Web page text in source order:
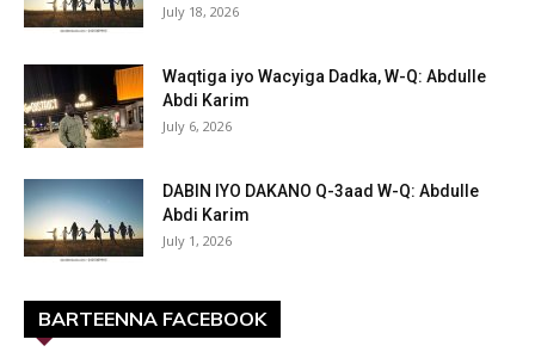
July 18, 2026
Waqtiga iyo Wacyiga Dadka, W-Q: Abdulle
Abdi Karim
July 6, 2026
DABIN IYO DAKANO Q-3aad W-Q: Abdulle
Abdi Karim
July 1, 2026
BARTEENNA FACEBOOK